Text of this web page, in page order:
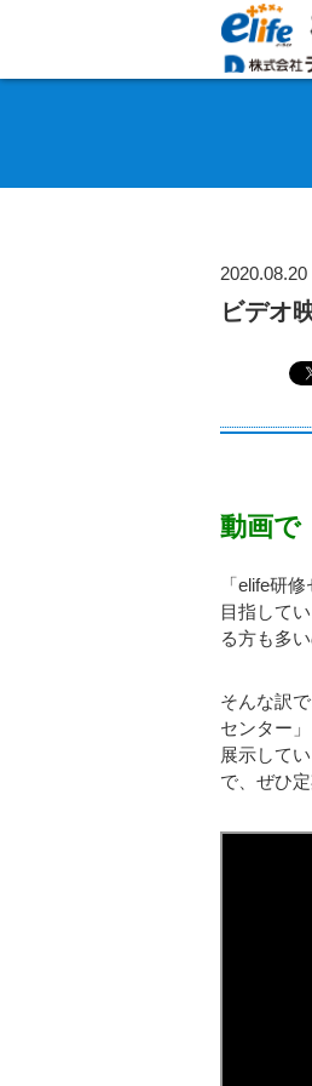
2020.08.20
ビデオ
動画で
「elife研
目指して
る方も多
そんな訳
センター
展示して
で、ぜひ